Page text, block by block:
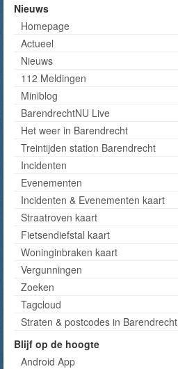
Nieuws
Homepage
Actueel
Nieuws
112 Meldingen
Miniblog
BarendrechtNU Live
Het weer in Barendrecht
Treintijden station Barendrecht
Incidenten
Evenementen
Incidenten & Evenementen kaart
Straatroven kaart
Fietsendiefstal kaart
Woninginbraken kaart
Vergunningen
Zoeken
Tagcloud
Straten & postcodes in Barendrecht
Blijf op de hoogte
Android App